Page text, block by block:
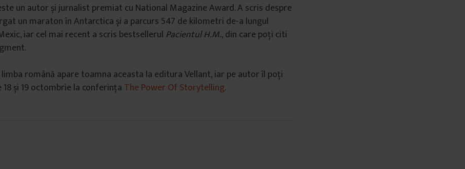
un autor și jurnalist premiat cu National Magazine Award. A scris despre
un maraton în Antarctica și a parcurs 547 de kilometri de-a lungul
iar cel mai recent a scris bestsellerul Pacientul H.M., din care poți citi
română apare toamna aceasta la editura Vellant, iar pe autor îl poți
și 19 octombrie la conferința The Power Of Storytelling.